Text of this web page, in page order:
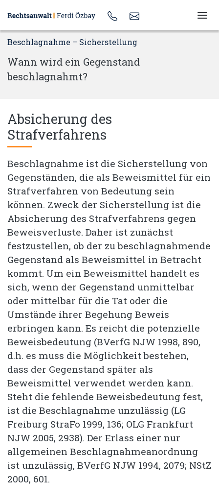
Beschlagnahme – Sicherstellung
Wann wird ein Gegenstand
beschlagnahmt?
Absicherung des
Strafverfahrens
Beschlagnahme ist die Sicherstellung von
Gegenständen, die als Beweismittel für ein
Strafverfahren von Bedeutung sein
können. Zweck der Sicherstellung ist die
Absicherung des Strafverfahrens gegen
Beweisverluste. Daher ist zunächst
festzustellen, ob der zu beschlagnahmende
Gegenstand als Beweismittel in Betracht
kommt. Um ein Beweismittel handelt es
sich, wenn der Gegenstand unmittelbar
oder mittelbar für die Tat oder die
Umstände ihrer Begehung Beweis
erbringen kann. Es reicht die potenzielle
Beweisbedeutung (BVerfG NJW 1998, 890,
d.h. es muss die Möglichkeit bestehen,
dass der Gegenstand später als
Beweismittel verwendet werden kann.
Steht die fehlende Beweisbedeutung fest,
ist die Beschlagnahme unzulässig (LG
Freiburg StraFo 1999, 136; OLG Frankfurt
NJW 2005, 2938). Der Erlass einer nur
allgemeinen Beschlagnahmeanordnung
ist unzulässig, BVerfG NJW 1994, 2079; NStZ
2000, 601.